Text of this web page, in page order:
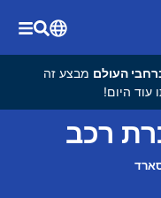
מבצע זה
רכב